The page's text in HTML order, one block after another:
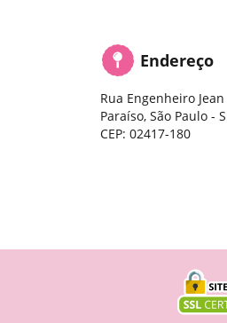
Endereço
Rua Engenheiro
Paraíso, São Paulo -
CEP: 02417-180